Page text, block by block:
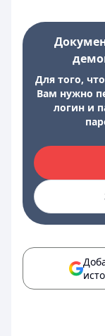
Для того,
Вам нужно
логин и